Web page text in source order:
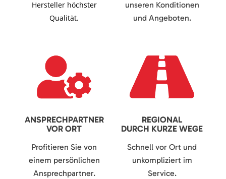
Hersteller höchster
Qualität.
unseren Konditionen
und Angeboten.
ANSPRECHPARTNER
VOR ORT
Profitieren Sie von
einem persönlichen
Ansprechpartner.
REGIONAL
DURCH KURZE WEGE
Schnell vor Ort und
unkompliziert im
Service.